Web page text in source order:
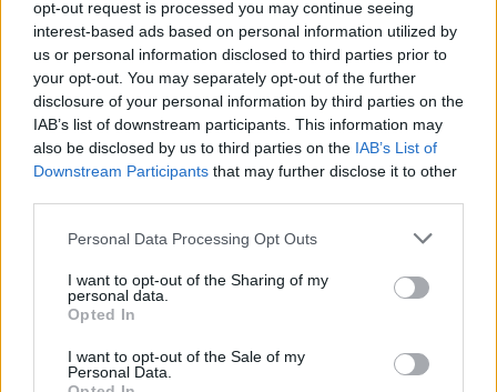
opt-out request is processed you may continue seeing
interest-based ads based on personal information utilized by
us or personal information disclosed to third parties prior to
your opt-out. You may separately opt-out of the further
disclosure of your personal information by third parties on the
IAB’s list of downstream participants. This information may
also be disclosed by us to third parties on the IAB’s List of
Downstream Participants that may further disclose it to other
Personal Data Processing Opt Outs
I want to opt-out of the Sharing of my
personal data.
Opted In
I want to opt-out of the Sale of my
Personal Data.
loro osservazioni sulla base di un documento, anch’esso
pubblicato sul sito web dell’Autorità: nel documento, oltre ad
illustrare le motivazioni dei singoli interventi ipotizzati, saranno
poste al pubblico specifiche domande di approfondimento per
conoscere in maniera più puntuale i problemi, anche tecnici,
inerenti all’utilizzo del televoto.
E-mail LinkedIn
X Mastodon Telegram